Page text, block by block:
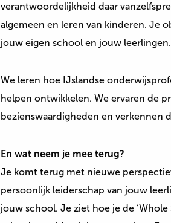
verantwoordelijkheid daar
algemeen en leren van kinderen. Je
jouw eigen school en jouw leerlingen.
We leren hoe IJslandse
helpen ontwikkelen. We ervaren de
bezienswaardigheden en verkennen
En wat neem je mee terug?
Je komt terug met nieuwe
persoonlijk leiderschap van jouw
jouw school. Je ziet hoe je de